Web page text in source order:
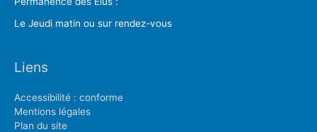
Le Jeudi matin ou sur rendez-vous
Liens
Accessibilité : conforme
Mentions légales
Plan du site